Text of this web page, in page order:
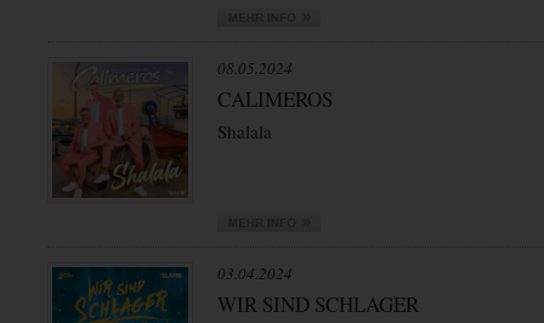
08.05.2024
CALIMEROS
Shalala
03.04.2024
WIR SIND SCHLAGER